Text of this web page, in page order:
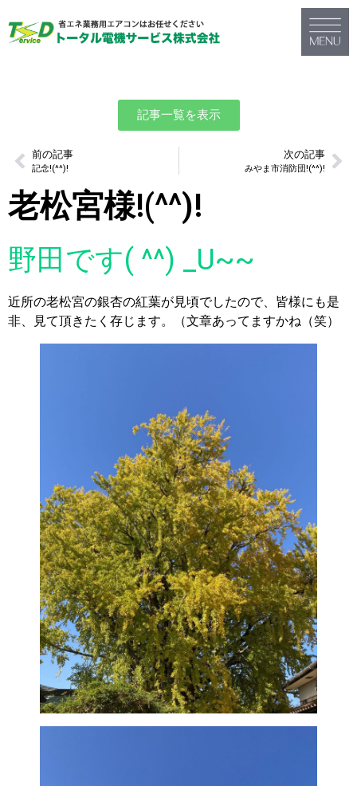
記事一覧を表示
前の記事
記念!(^^)!
次の記事
みやま市消防団!(^^)!
老松宮様!(^^)!
野田です( ^^) _U~~
近所の老松宮の銀杏の紅葉が見頃でしたので、皆様にも是
非、見て頂きたく存じます。（文章あってますかね（笑）